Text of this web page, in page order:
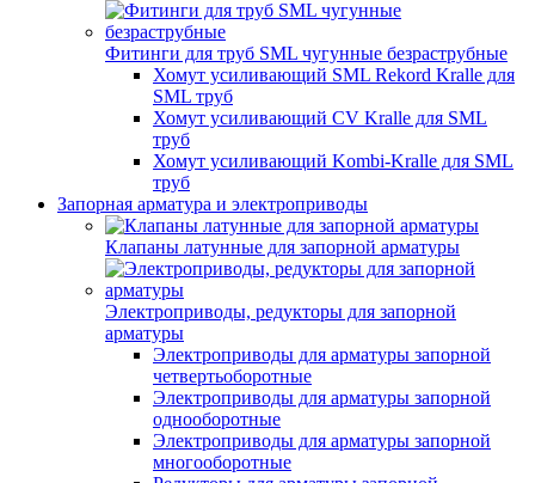
Фитинги для труб SML чугунные безраструбные
Хомут усиливающий SML Rekord Kralle для
SML труб
Хомут усиливающий CV Kralle для SML
труб
Хомут усиливающий Kombi-Kralle для SML
труб
Запорная арматура и электроприводы
Клапаны латунные для запорной арматуры
Электроприводы, редукторы для запорной
арматуры
Электроприводы для арматуры запорной
четвертьоборотные
Электроприводы для арматуры запорной
однооборотные
Электроприводы для арматуры запорной
многооборотные